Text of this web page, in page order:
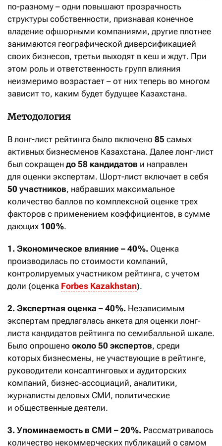
по-разному – одни повышают прозрачность
структуры собственности, признавая конечное
владение офшорными компаниями, другие плотнее
занимаются географической диверсификацией
своих бизнесов, третьи выходят в кеш и ждут. При
этом роль и ответственность групп влияния
неизмеримо возрастает – от них теперь во многом
зависит то, каким будет будущее Казахстана.
Методология
В лонг-лист рейтинга было включено 85 самых
активных бизнесменов Казахстана. Далее лонг-лист
был сокращен до 58 кандидатов и направлен
для оценки экспертам. Шорт-лист включает в себя
50 участников, набравших максимальное
количество баллов по комплексной оценке трех
факторов с применением коэффициентов, в сумме
дающих 100 %.
1. Экономическое влияние – 40 %. Оценка
производилась по стоимости компаний,
контролируемых участником рейтинга, с учетом
доли (оценка Forbes Kazakhstan).
2. Экспертная оценка – 40 %. Независимым
экспертам предлагалась анкета для оценки лонг-
листа кандидатов рейтинга по семибалльной шкале.
Было опрошено около 50 экспертов, среди
которых бизнесмены, не участвующие в рейтинге,
руководители консалтинговых и аудиторских
компаний, бизнес-ассоциаций, аналитики,
журналисты деловых СМИ, политические
и общественные деятели.
3. Упоминаемость в СМИ – 20 %. Рассматривалось
количество некоммерческих публикаций о самом